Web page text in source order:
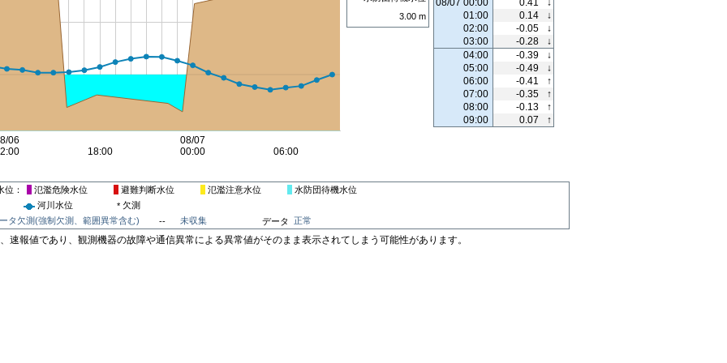
3.00 m
位 氾濫危険水位 避難判断水位 氾濫注意水位
水防団待機水位
河川水位
* 欠測
タ欠測(強制欠測、範囲異常含む)
-- 未収集 データ 正常
08/07 00:00 0.41
↓
01:00
0.14
↓
02:00
-0.05
↓
03:00
-0.28
↓
04:00
-0.39
↓
05:00
-0.49
↓
06:00
-0.41
↑
07:00
-0.35
↑
08:00
-0.13
↑
09:00
0.07 ↑
速報値であり、観測機器の故障や通信異常による異常値がそのまま表示されてしまう可能性があります。